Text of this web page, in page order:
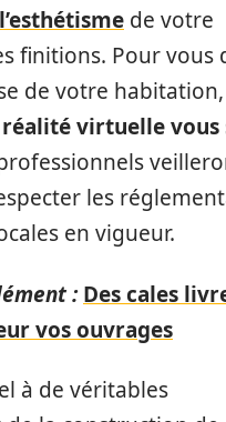
l’esthétisme de votre
finitions. Pour vous
de votre habitation,
virtuelle vous
les
en vigueur.
: Des cales
vos ouvrages
à de véritables